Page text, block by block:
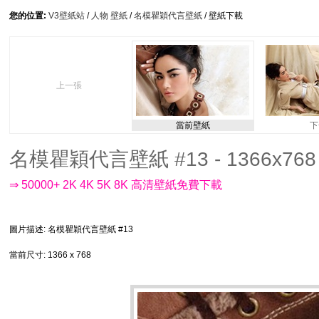
您的位置: V3壁紙站 / 人物 壁紙 /名模瞿穎代言壁紙 / 壁紙下載
上一張
當前壁紙
名模瞿穎代言壁紙 #13 - 1366x768
⇒ 50000+ 2K 4K 5K 8K 高清壁紙免費下載
圖片描述: 名模瞿穎代言壁紙 #13
當前尺寸: 1366 x 768